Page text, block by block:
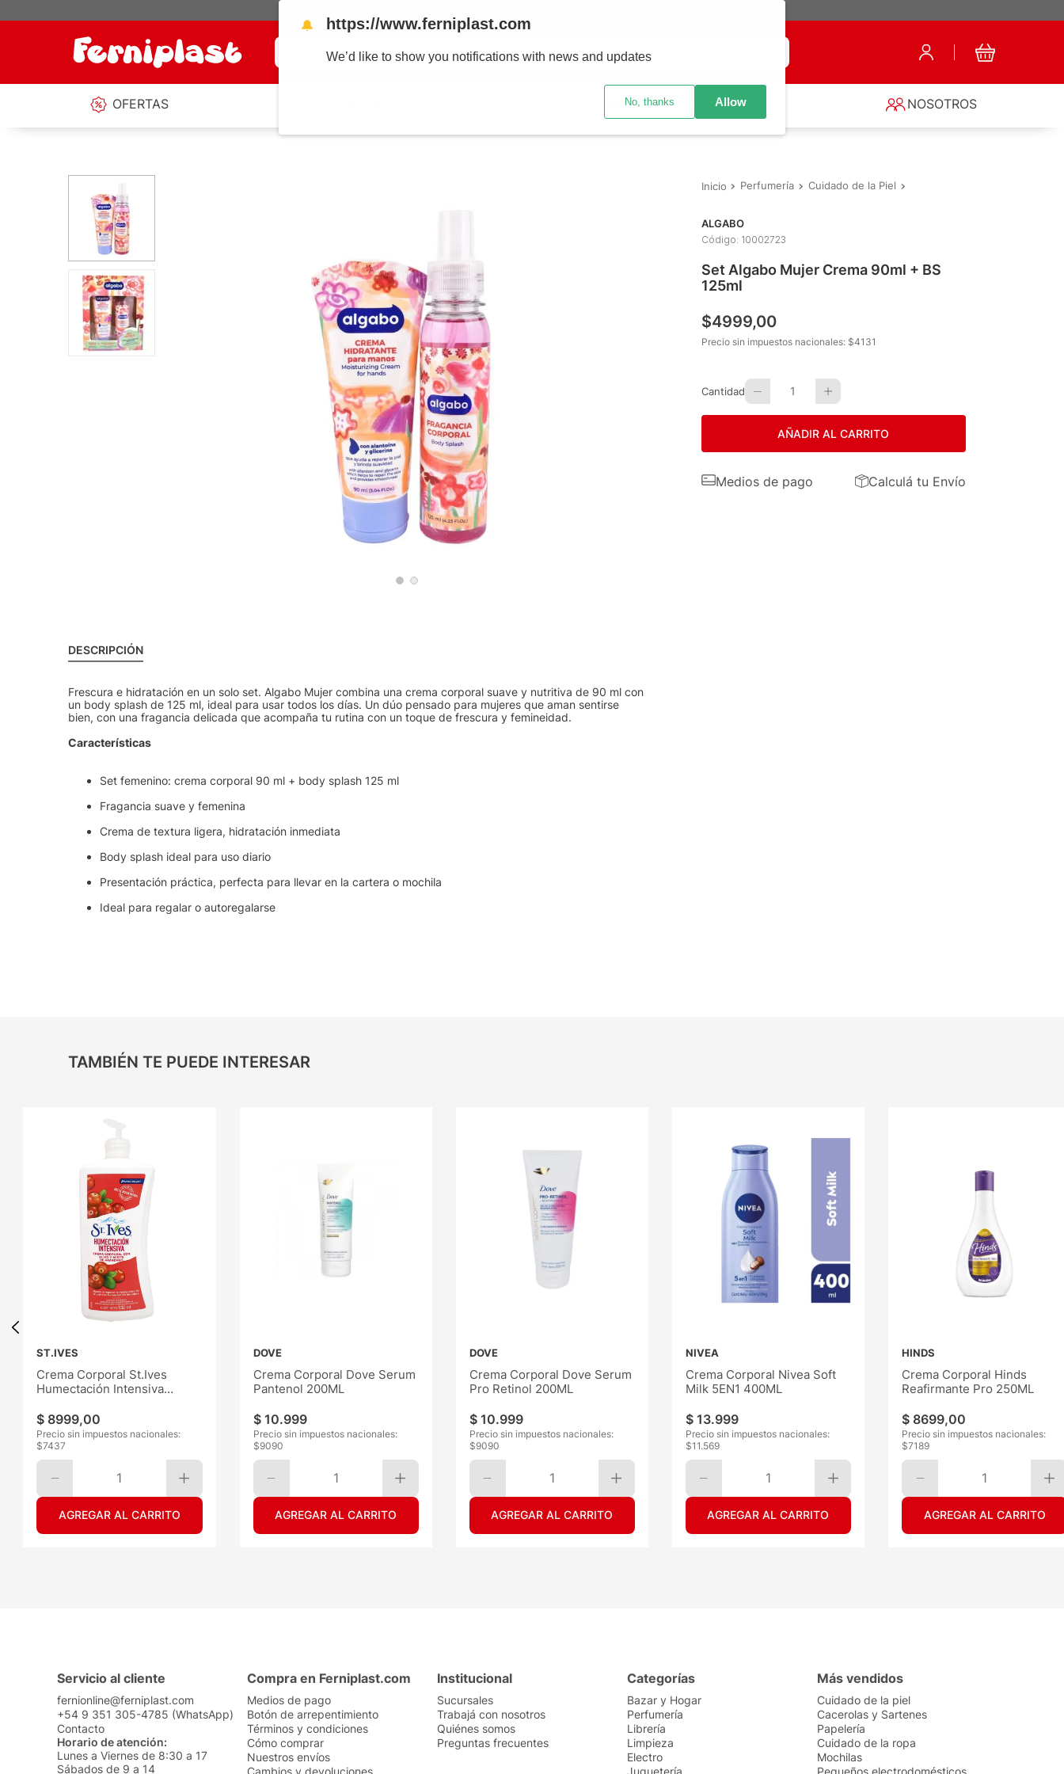
¿Qué estás buscando?
OFERTAS SUCURSALES NOSOTROS
DESCRIPCIÓN
Frescura e hidratación en un solo set. Algabo Mujer combina una crema corporal suave y nutritiva de 90 ml con
un body splash de 125 ml, ideal para usar todos los días. Un dúo pensado para mujeres que aman sentirse
bien, con una fragancia delicada que acompaña tu rutina con un toque de frescura y femineidad.
Características
Set femenino: crema corporal 90 ml + body splash 125 ml
Fragancia suave y femenina
Crema de textura ligera, hidratación inmediata
Body splash ideal para uso diario
Presentación práctica, perfecta para llevar en la cartera o mochila
Ideal para regalar o autoregalarse
Perfumería Cuidado de la Piel
ALGABO
Código: 10002723
Set Algabo Mujer Crema 90ml + BS
125ml
$4999,00
Precio sin impuestos nacionales: $4131
Cantidad 1
AÑADIR AL CARRITO
Medios de pago Calculá tu Envío
TAMBIÉN TE PUEDE INTERESAR
ST.IVES
Crema Corporal St.Ives
Humectación Intensiva
$ 8999,00
Precio sin impuestos nacionales:
$7437
1
AGREGAR AL CARRITO
DOVE
Crema Corporal Dove Serum
Pantenol 200ML
$ 10.999
Precio sin impuestos nacionales:
$9090
1
AGREGAR AL CARRITO
DOVE
Crema Corporal Dove Serum
Pro Retinol 200ML
$ 10.999
Precio sin impuestos nacionales:
$9090
1
AGREGAR AL CARRITO
NIVEA
Crema Corporal Nivea Soft
Milk 5EN1 400ML
$ 13.999
Precio sin impuestos nacionales:
$11.569
1
AGREGAR AL CARRITO
HINDS
Crema Corporal Hinds
Reafirmante Pro 250ML
$ 8699,00
Precio sin impuestos nacionales:
$7189
1
AGREGAR AL CARRITO
Servicio al cliente
fernionline@ferniplast.com
+54 9 351 305-4785 (WhatsApp)
Contacto
Horario de atención:
Lunes a Viernes de 8:30 a 17
Sábados de 9 a 14
Compra en Ferniplast.com
Medios de pago
Botón de arrepentimiento
Términos y condiciones
Cómo comprar
Nuestros envíos
Cambios y devoluciones
Institucional
Sucursales
Trabajá con nosotros
Quiénes somos
Preguntas frecuentes
Categorías
Bazar y Hogar
Perfumería
Librería
Limpieza
Electro
Juguetería
Más vendidos
Cuidado de la piel
Cacerolas y Sartenes
Papelería
Cuidado de la ropa
Mochilas
Pequeños electrodomésticos
🔔 https://www.ferniplast.com
We’d like to show you notifications with news and updates
No, thanks Allow